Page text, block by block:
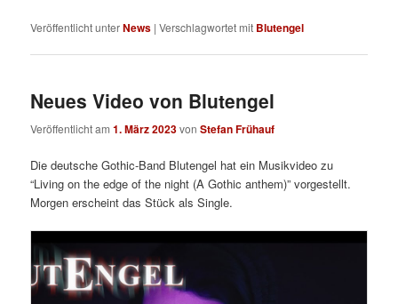
Veröffentlicht unterNews |Verschlagwortet mit Blutengel
Neues Video von Blutengel
Veröffentlicht am1. März 2023vonStefan Frühauf
Die deutsche Gothic-Band Blutengel hat ein Musikvideo zu
“Living on the edge of the night (A Gothic anthem)” vorgestellt.
Morgen erscheint das Stück als Single.